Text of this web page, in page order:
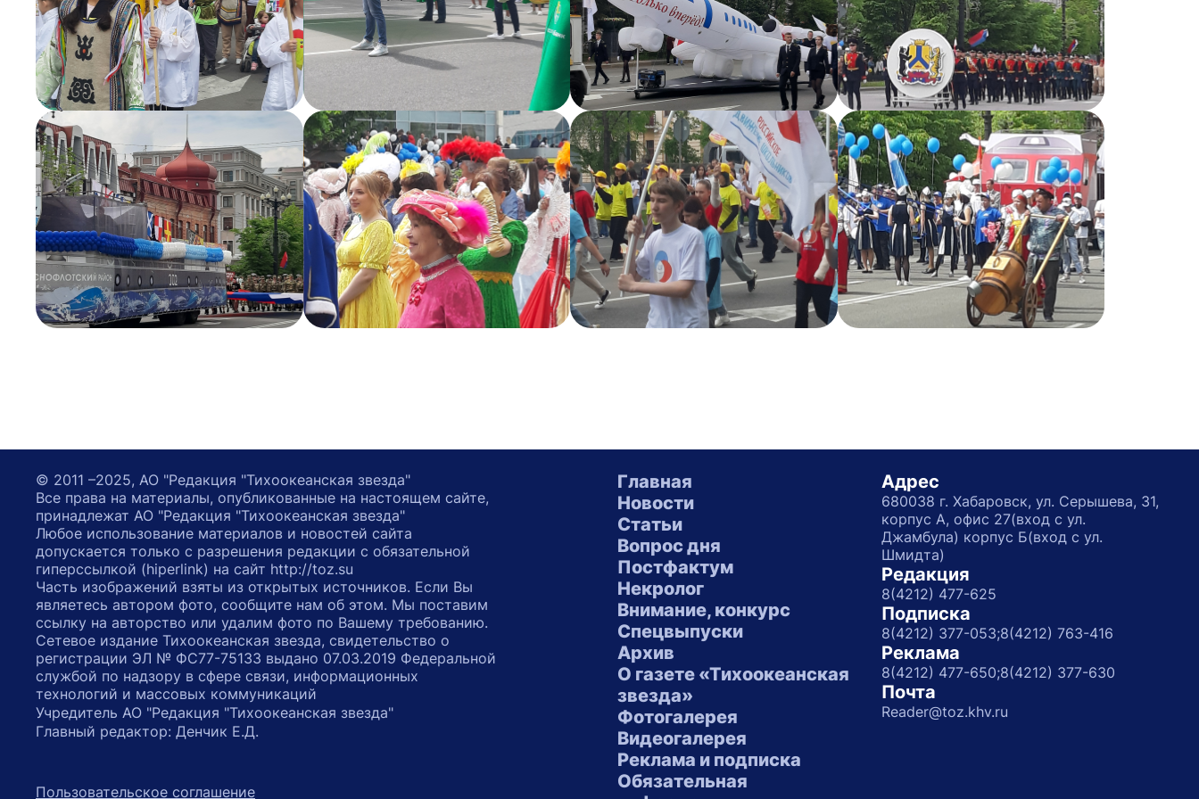
Главная
Новости
Статьи
Вопрос дня
Постфактум
Некролог
Внимание, конкурс
Спецвыпуски
Архив
О газете «Тихоокеанская
звезда»
Фотогалерея
Видеогалерея
Реклама и подписка
Обязательная
Адрес
680038 г. Хабаровск, ул. Серышева, 31,
корпус А, офис 27(вход с ул.
Джамбула) корпус Б(вход с ул.
Шмидта)
Редакция
8(4212) 477-625
Подписка
8(4212) 377-053;8(4212) 763-416
Реклама
8(4212) 477-650;8(4212) 377-630
Почта
Reader@toz.khv.ru
© 2011 –2025, АО "Редакция "Тихоокеанская звезда"
Все права на материалы, опубликованные на настоящем сайте,
принадлежат АО "Редакция "Тихоокеанская звезда"
Любое использование материалов и новостей сайта
допускается только с разрешения редакции с обязательной
гиперссылкой (hiperlink) на сайт http://toz.su
Часть изображений взяты из открытых источников. Если Вы
являетесь автором фото, сообщите нам об этом. Мы поставим
ссылку на авторство или удалим фото по Вашему требованию.
Сетевое издание Тихоокеанская звезда, свидетельство о
регистрации ЭЛ № ФС77-75133 выдано 07.03.2019 Федеральной
службой по надзору в сфере связи, информационных
технологий и массовых коммуникаций
Учредитель АО "Редакция "Тихоокеанская звезда"
Главный редактор: Денчик Е.Д.
Пользовательское соглашение